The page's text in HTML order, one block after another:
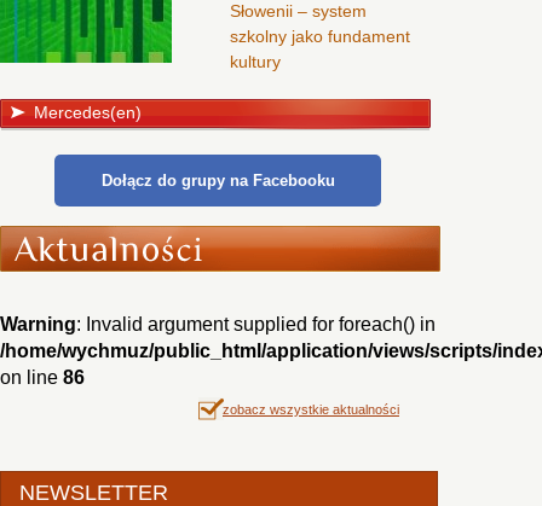
Słowenii – system
szkolny jako fundament
kultury
Mercedes(en)
Dołącz do grupy na Facebooku
Warning: Invalid argument supplied for foreach() in
/home/wychmuz/public_html/application/views/scripts/
on line 86
zobacz wszystkie aktualności
NEWSLETTER